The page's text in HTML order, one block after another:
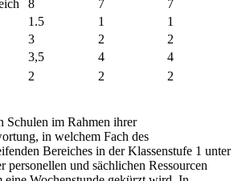
8 7
7
1.5 1
1
3 2
2
3,5 4
4
2 2 2
Schulen im Rahmen ihrer
in welchem Fach des
Bereiches in der Klassenstufe 1 unter
personellen und sächlichen Ressourcen